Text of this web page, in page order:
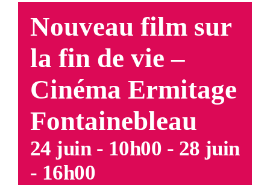
Nouveau film sur
la fin de vie –
Cinéma Ermitage
Fontainebleau
24 juin - 10h00 - 28 juin
- 16h00